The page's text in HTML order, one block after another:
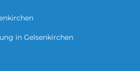
in Gel­sen­kir­chen